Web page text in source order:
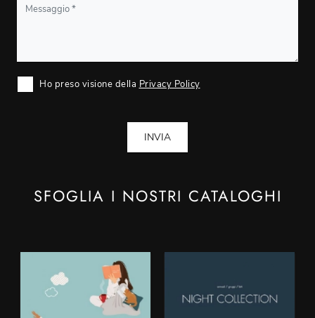
SFOGLIA I NOSTRI CATALOGHI
Ho preso visione della Privacy Policy
INVIA